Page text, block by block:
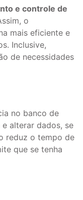
e controle de
o
mais eficiente e
Inclusive,
de necessidades
no banco de
alterar dados, se
reduz o tempo de
que se tenha